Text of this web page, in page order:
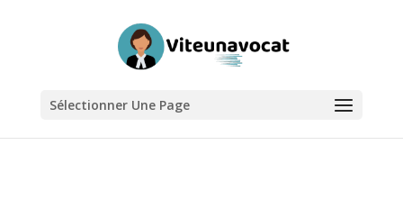
Sélectionner Une Page